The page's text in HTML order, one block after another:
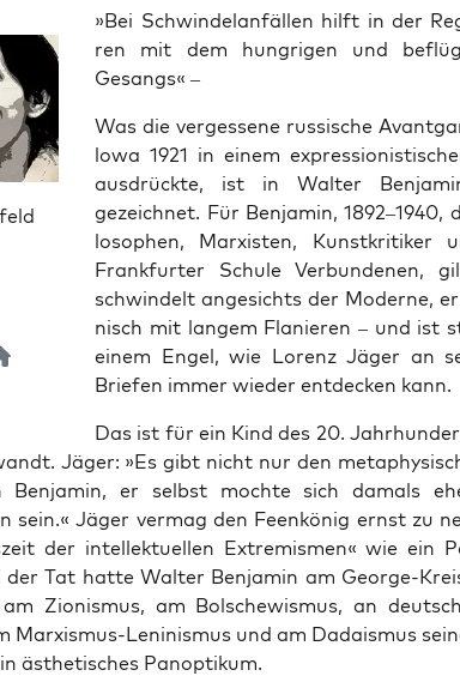
»Bei Schwin­del­an­fäl­len hilft in der
ren mit dem hung­ri­gen und
Gesangs« –
Was die ver­ges­se­ne rus­si­sche
lo­wa 1921 in einem
aus­drück­te, ist in Wal­ter
gezeich­net. Für Ben­ja­min, 1892–1940,
lo­so­phen, Mar­xis­ten, Kunst­kri­ti­ker
Frank­fur­ter Schu­le Ver­bun­de­nen,
schwin­delt ange­sichts der Moder­ne,
nisch mit lan­gem Fla­nie­ren – und ist
einem Engel, wie Lorenz Jäger an
Brie­fen immer wie­der ent­de­cken kann.
Das ist für ein Kind des 20.
Jäger: »Es gibt nicht nur den
Ben­ja­min, er selbst moch­te sich damals
sein.« Jäger ver­mag den Feen­kö­nig ernst zu
der intel­lek­tu­el­len Extre­mis­men« wie ein
der Tat hat­te Wal­ter Ben­ja­min am Geor­ge-
Zio­nis­mus, am Bol­sche­wis­mus, an
Mar­xis­mus-Leni­nis­mus und am Dada­is­mus
ästhe­ti­sches Panoptikum.